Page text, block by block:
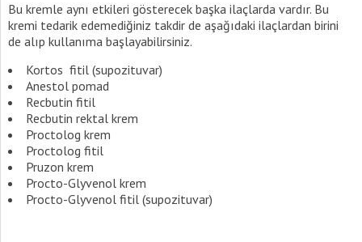
Bu kremle aynı etkileri gösterecek başka ilaçlarda vardır. Bu
kremi tedarik edemediğiniz takdir de aşağıdaki ilaçlardan birini
de alıp kullanıma başlayabilirsiniz.
Kortos fitil (supozituvar)
Anestol pomad
Recbutin fitil
Recbutin rektal krem
Proctolog krem
Proctolog fitil
Pruzon krem
Procto-Glyvenol krem
Procto-Glyvenol fitil (supozituvar)